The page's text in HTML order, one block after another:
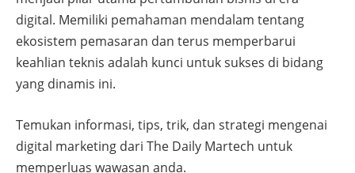
digital. Memiliki pemahaman mendalam tentang
ekosistem pemasaran dan terus memperbarui
keahlian teknis adalah kunci untuk sukses di bidang
yang dinamis ini.
Temukan informasi, tips, trik, dan strategi mengenai
digital marketing dari The Daily Martech untuk
memperluas wawasan anda.